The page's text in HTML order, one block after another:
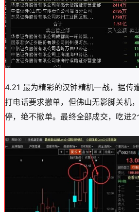
4.21 最为精彩的汉钟精机一战，据传
打电话要求撤单，但佛山无影脚关机
停，绝不撤单。最终全部成交，吃进2